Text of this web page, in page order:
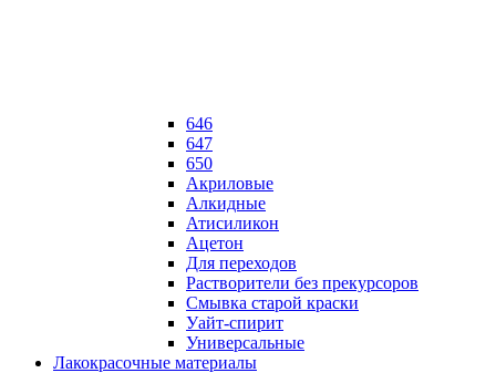
646
647
650
Акриловые
Алкидные
Атисиликон
Ацетон
Для переходов
Растворители без прекурсоров
Смывка старой краски
Уайт-спирит
Универсальные
Лакокрасочные материалы